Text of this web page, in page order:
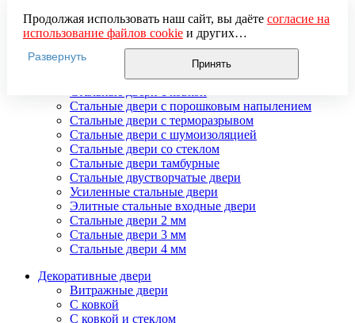
Стальные двери в подъезд
Стальные двери внутреннего открывания
Стальные двери массив
Стальные двери мдф
Стальные двери с зеркалом
Стальные двери с порошковым напылением
Стальные двери с терморазрывом
Стальные двери с шумоизоляцией
Стальные двери со стеклом
Стальные двери тамбурные
Стальные двустворчатые двери
Усиленные стальные двери
Элитные стальные входные двери
Стальные двери 2 мм
Стальные двери 3 мм
Стальные двери 4 мм
Декоративные двери
Витражные двери
С ковкой
С ковкой и стеклом
Продолжая использовать наш сайт, вы даёте согласие на
использование файлов cookieи других
пользовательских данных (включая IP-адрес, сведения о
местоположении, устройстве, действиях на сайте и т. п.)
для функционирования сайта, проведения
использования систем аналитики (например,
Яндекс.Метрика), в соответствии с нашей
обработки персональных данных.
Если вы не хотите, чтобы ваши данные обрабатывались,
настройте ограничения в браузере или покиньте сайт.
Развернуть
Принять